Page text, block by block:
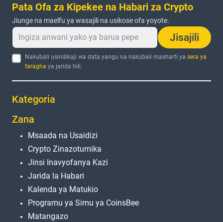
Pata Ofa za Kipekee na Habari za Crypto
Jiunge na maelfu ya wasajili na usikose ofa yoyote.
Jisajili
Nakubali usindikaji wa data yangu na nakubali masharti yasera ya
faragha ya jarida hili.
Kategoria
Zana
Msaada na Usaidizi
Crypto Zinazotumika
Jinsi Inavyofanya Kazi
Jarida la Habari
Kalenda ya Matukio
Programu ya Simu ya CoinsBee
Matangazo